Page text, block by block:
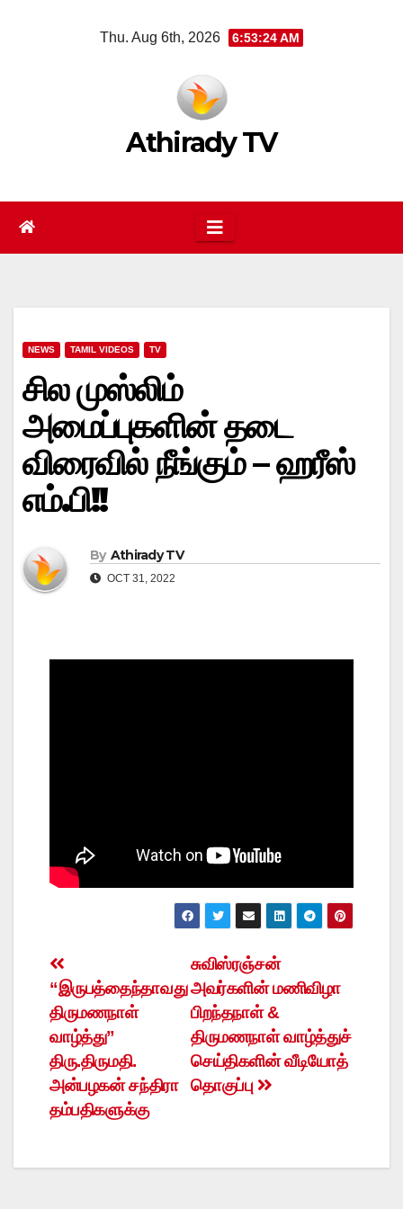
Thu. Aug 6th, 2026 6:53:25 AM
Athirady TV
NEWS TAMIL VIDEOS TV
சில முஸ்லிம்
அமைப்புகளின் தடை
விரைவில் நீங்கும் – ஹரீஸ்
எம்.பி!!
By Athirady TV
OCT 31, 2022
Post
navigation
சுவிஸ்ரஞ்சன்
அவர்களின் மணிவிழா
பிறந்தநாள் &
திருமணநாள் வாழ்த்துச்
செய்திகளின் வீடியோத்
தொகுப்பு
“இருபத்தைந்தாவது
திருமணநாள்
வாழ்த்து”
திரு.திருமதி.
அன்பழகன் சந்திரா
தம்பதிகளுக்கு